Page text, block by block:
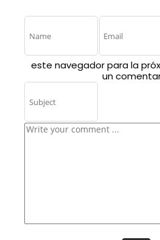
este navegador para la
un